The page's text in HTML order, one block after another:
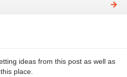
ideas from this post as well as
place.